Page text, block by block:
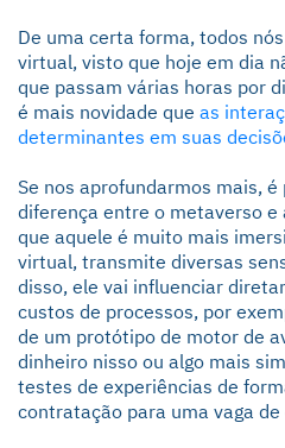
De uma certa forma, todos
virtual, visto que hoje em dia
que passam várias horas por
é mais novidade que as
determinantes em suas
Se nos aprofundarmos mais,
diferença entre o metaverso e
que aquele é muito mais
virtual, transmite diversas
disso, ele vai influenciar
custos de processos, por
de um protótipo de motor de
dinheiro nisso ou algo mais
testes de experiências de
contratação para uma vaga de